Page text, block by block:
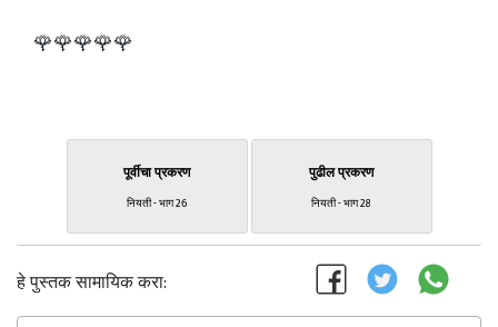
🌹🌹🌹🌹🌹
पूर्वीचा प्रकरण
नियती - भाग 26
पुढील प्रकरण
नियती - भाग 28
हे पुस्तक सामायिक करा: